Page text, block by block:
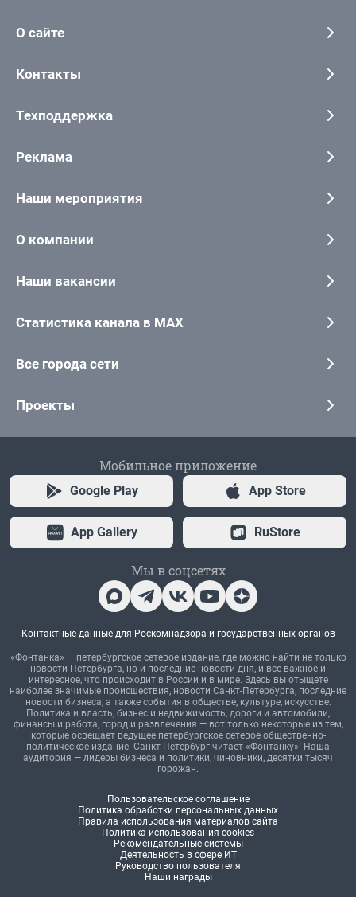
О сайте
Контакты
Техподдержка
Реклама
Наши мероприятия
О компании
Наши вакансии
Статистика канала в MAX
Все города сети
Проекты
Мобильное приложение
Google Play App Store
App Gallery RuStore
Мы в соцсетях
Контактные данные для Роскомнадзора и государственных органов
«Фонтанка» — петербургское сетевое издание, где можно найти не только
новости Петербурга, но и последние новости дня, и все важное и
интересное, что происходит в России и в мире. Здесь вы отыщете
наиболее значимые происшествия, новости Санкт-Петербурга, последние
новости бизнеса, а также события в обществе, культуре, искусстве.
Политика и власть, бизнес и недвижимость, дороги и автомобили,
финансы и работа, город и развлечения — вот только некоторые из тем,
которые освещает ведущее петербургское сетевое общественно-
политическое издание. Санкт-Петербург читает «Фонтанку»! Наша
аудитория — лидеры бизнеса и политики, чиновники, десятки тысяч
горожан.
Пользовательское соглашение
Политика обработки персональных данных
Правила использования материалов сайта
Политика использования cookies
Рекомендательные системы
Деятельность в сфере ИТ
Руководство пользователя
Наши награды